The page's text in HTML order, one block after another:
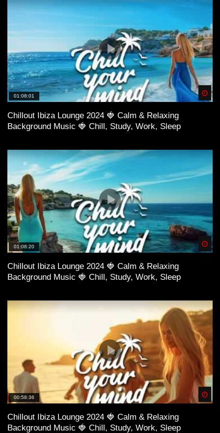
01:08:01
Chillout Ibiza Lounge 2024 🍓 Calm & Relaxing
Background Music 🍓 Chill, Study, Work, Sleep
01:08:20
Chillout Ibiza Lounge 2024 🍓 Calm & Relaxing
Background Music 🍓 Chill, Study, Work, Sleep
00:58:36
Chillout Ibiza Lounge 2024 🍓 Calm & Relaxing
Background Music 🍓 Chill, Study, Work, Sleep